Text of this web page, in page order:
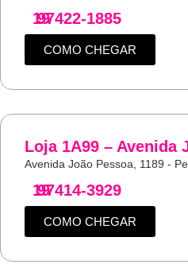
19
97422-1885
COMO CHEGAR
Loja 1A99 – Avenida
Avenida João Pessoa, 1189 -
19
97414-3929
COMO CHEGAR